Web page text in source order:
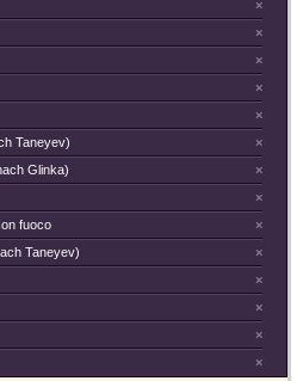
×
×
×
×
×
×
Taneyev)
×
Glinka)
×
×
fuoco
×
Taneyev)
×
×
×
×